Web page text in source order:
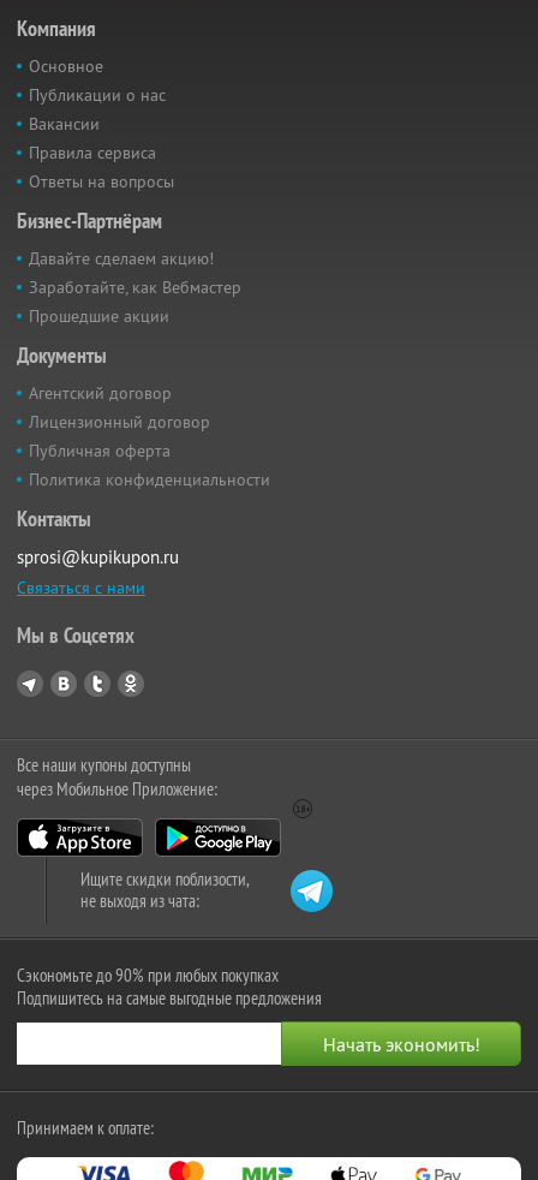
Компания
Основное
Публикации о нас
Вакансии
Правила сервиса
Ответы на вопросы
Бизнес-Партнёрам
Давайте сделаем акцию!
Заработайте, как Вебмастер
Прошедшие акции
Документы
Агентский договор
Лицензионный договор
Публичная оферта
Политика конфиденциальности
Контакты
sprosi@kupikupon.ru
Связаться с нами
Мы в Соцсетях
Все наши купоны доступны
через Мобильное Приложение:
Ищите скидки поблизости,
не выходя из чата:
Сэкономьте до 90% при любых покупках
Подпишитесь на самые выгодные предложения
Принимаем к оплате: